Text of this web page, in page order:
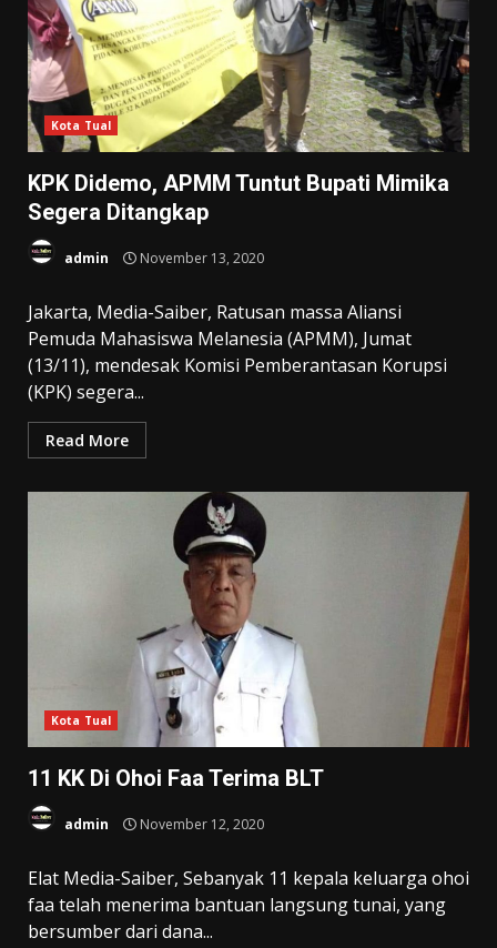
Kota Tual
KPK Didemo, APMM Tuntut Bupati Mimika
Segera Ditangkap
admin November 13, 2020
Jakarta, Media-Saiber, Ratusan massa Aliansi
Pemuda Mahasiswa Melanesia (APMM), Jumat
(13/11), mendesak Komisi Pemberantasan Korupsi
(KPK) segera...
Read More
Kota Tual
11 KK Di Ohoi Faa Terima BLT
admin November 12, 2020
Elat Media-Saiber, Sebanyak 11 kepala keluarga ohoi
faa telah menerima bantuan langsung tunai, yang
bersumber dari dana...